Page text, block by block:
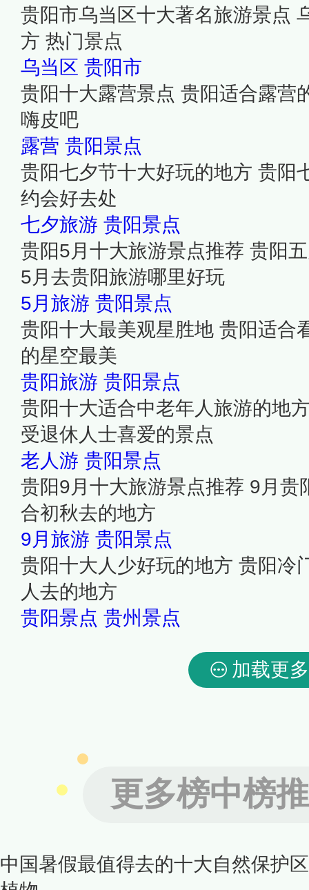
贵阳市乌当区十大著名旅游景点
方 热门景点
乌当区 贵阳市
贵阳十大露营景点 贵阳适合露营
嗨皮吧
露营 贵阳景点
贵阳七夕节十大好玩的地方 贵阳
约会好去处
七夕旅游 贵阳景点
贵阳5月十大旅游景点推荐 贵阳
5月去贵阳旅游哪里好玩
5月旅游 贵阳景点
贵阳十大最美观星胜地 贵阳适合
的星空最美
贵阳旅游 贵阳景点
贵阳十大适合中老年人旅游的地
受退休人士喜爱的景点
老人游 贵阳景点
贵阳9月十大旅游景点推荐 9月贵
合初秋去的地方
9月旅游 贵阳景点
贵阳十大人少好玩的地方 贵阳冷
人去的地方
贵阳景点 贵州景点
加载更多
更多榜中榜
中国暑假最值得去的十大自然保护